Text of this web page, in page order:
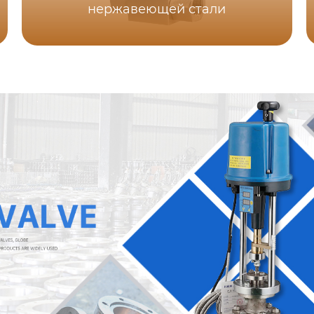
нержавеющей стали